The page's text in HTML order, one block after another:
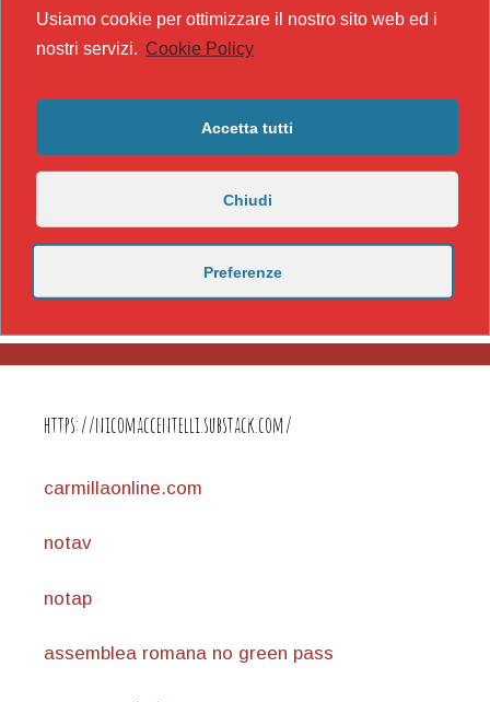
https://nicomaccentelli.substack.com/
carmillaonline.com
notav
notap
assemblea romana no green pass
Usiamo cookie per ottimizzare il nostro sito web ed i
nostri servizi. Cookie Policy
Accetta tutti
Chiudi
Preferenze